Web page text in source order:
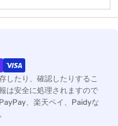
したり、確認したりするこ
は安全に処理されますので
、楽天ペイ、Paidyな